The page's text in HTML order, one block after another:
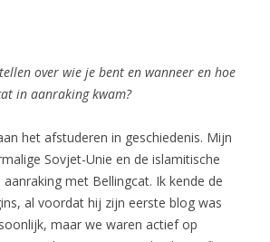
over wie je bent en wanneer en hoe
in aanraking kwam?
het afstuderen in geschiedenis. Mijn
Sovjet-Unie en de islamitische
met Bellingcat. Ik kende de
al voordat hij zijn eerste blog was
maar we waren actief op